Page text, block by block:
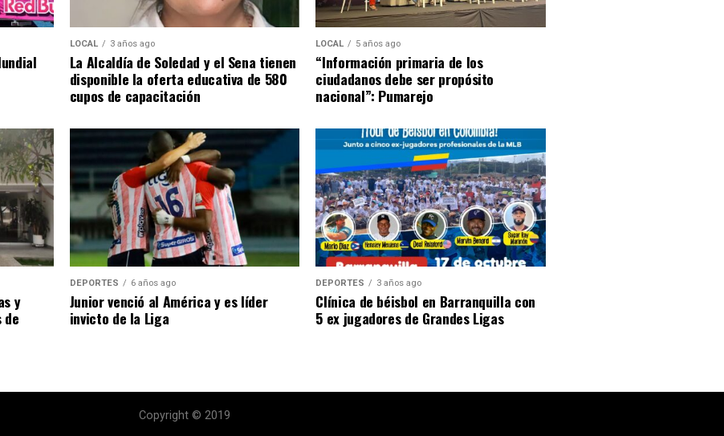
LOCAL 3 años ago
La Alcaldía de Soledad y el Sena tienen
disponible la oferta educativa de 580
cupos de capacitación
LOCAL 5 años ago
“Información primaria de los
ciudadanos debe ser propósito
nacional”: Pumarejo
y
DEPORTES 6 años ago
Junior venció al América y es líder
invicto de la Liga
DEPORTES 3 años ago
Clínica de béisbol en Barranquilla con
5 ex jugadores de Grandes Ligas
Copyright © 2019